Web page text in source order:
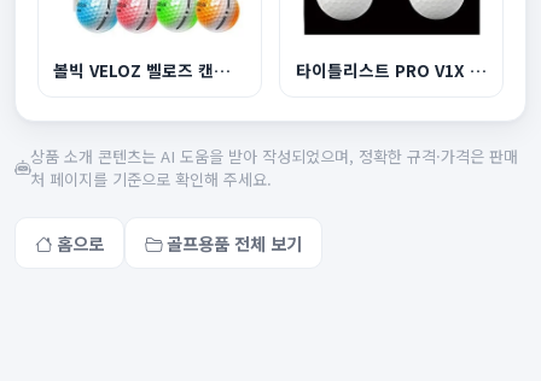
볼빅 VELOZ 벨로즈 캔디 3피스 6구 타이틀리스트 PRO V1X 4구세트
상품 소개 콘텐츠는 AI 도움을 받아 작성되었으며, 정확한 규격·가격은 판매
처 페이지를 기준으로 확인해 주세요.
홈으로 골프용품 전체 보기